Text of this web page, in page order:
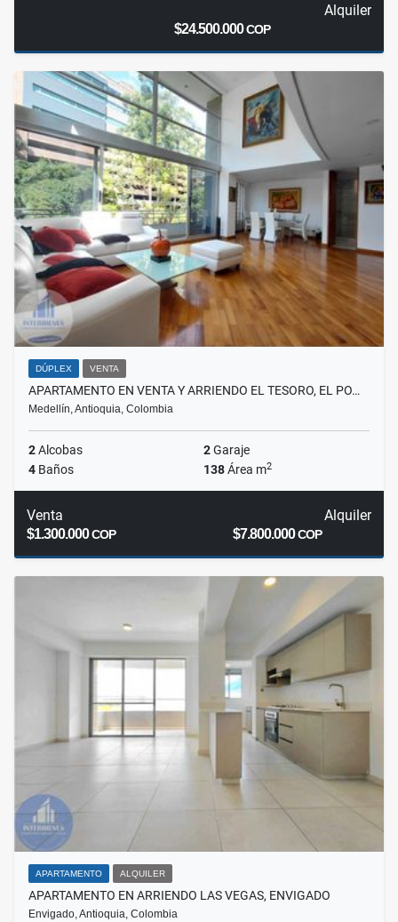
Alquiler
$24.500.000COP
DÚPLEX VENTA
APARTAMENTO EN VENTA Y ARRIENDO EL TESORO, EL PO…
Medellín, Antioquia, Colombia
2Alcobas 2Garaje
4 Baños 138Área m2
Venta
$1.300.000COP
Alquiler
$7.800.000COP
APARTAMENTO ALQUILER
APARTAMENTO EN ARRIENDO LAS VEGAS, ENVIGADO
Envigado, Antioquia, Colombia